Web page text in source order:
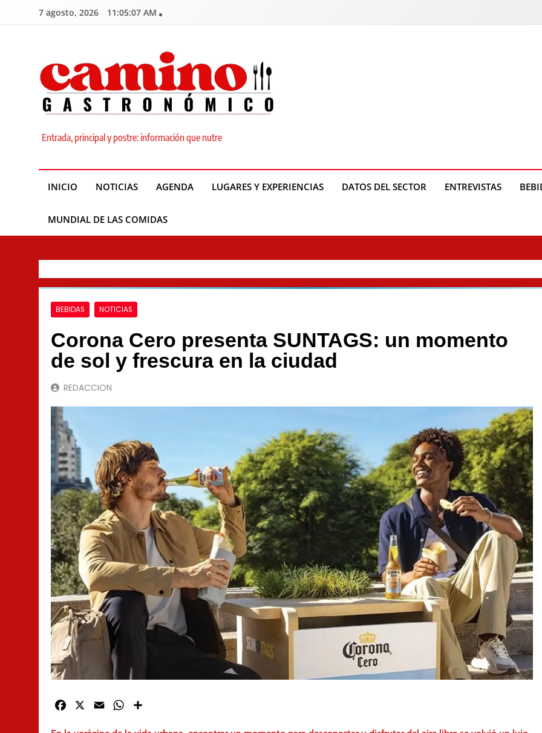
7 agosto, 2026 11:05:08 AM
Camino Gastronómico
Entrada, principal y postre: información que nutre
INICIO NOTICIAS AGENDA LUGARES Y EXPERIENCIAS DATOS DEL SECTOR ENTREVISTAS
MUNDIAL DE LAS COMIDAS
BEBIDAS NOTICIAS
Corona Cero presenta SUNTAGS: un momento
de sol y frescura en la ciudad
REDACCION
Facebook Email WhatsApp